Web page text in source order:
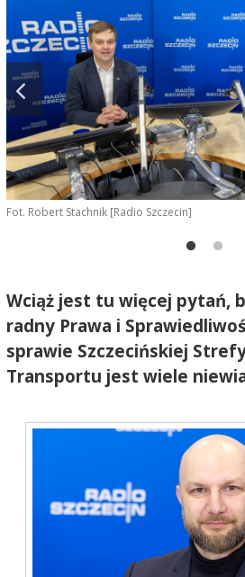
Fot. Robert Stachnik [Radio Szczecin]
Wciąż jest tu więcej pytań,
radny Prawa i
sprawie Szczecińskiej
Transportu jest wiele